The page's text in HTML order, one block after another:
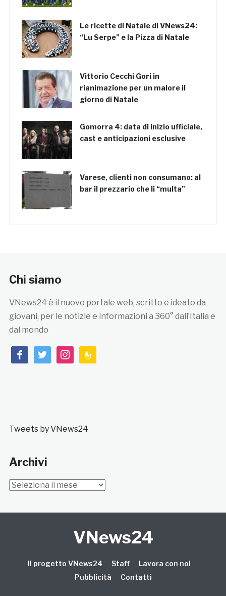
Le ricette di Natale di VNews24:
“Lu Serpe” e la Pizza di Natale
Vittorio Cecchi Gori in
rianimazione per un malore il
giorno di Natale
Gomorra 4: data di inizio ufficiale,
cast e anticipazioni esclusive
Varese, clienti non consumano: al
bar il prezzario che li “multa”
Chi siamo
VNews24 è il nuovo portale web, scritto e ideato da
giovani, per le notizie e informazioni a 360° dall’Italia e
dal mondo
facebooktwitterinstagramfeedburner
Tweets by VNews24
Archivi
Archivi
VNews24
Il progetto VNews24 Staff
Lavora con noi
Pubblicità
Contatti